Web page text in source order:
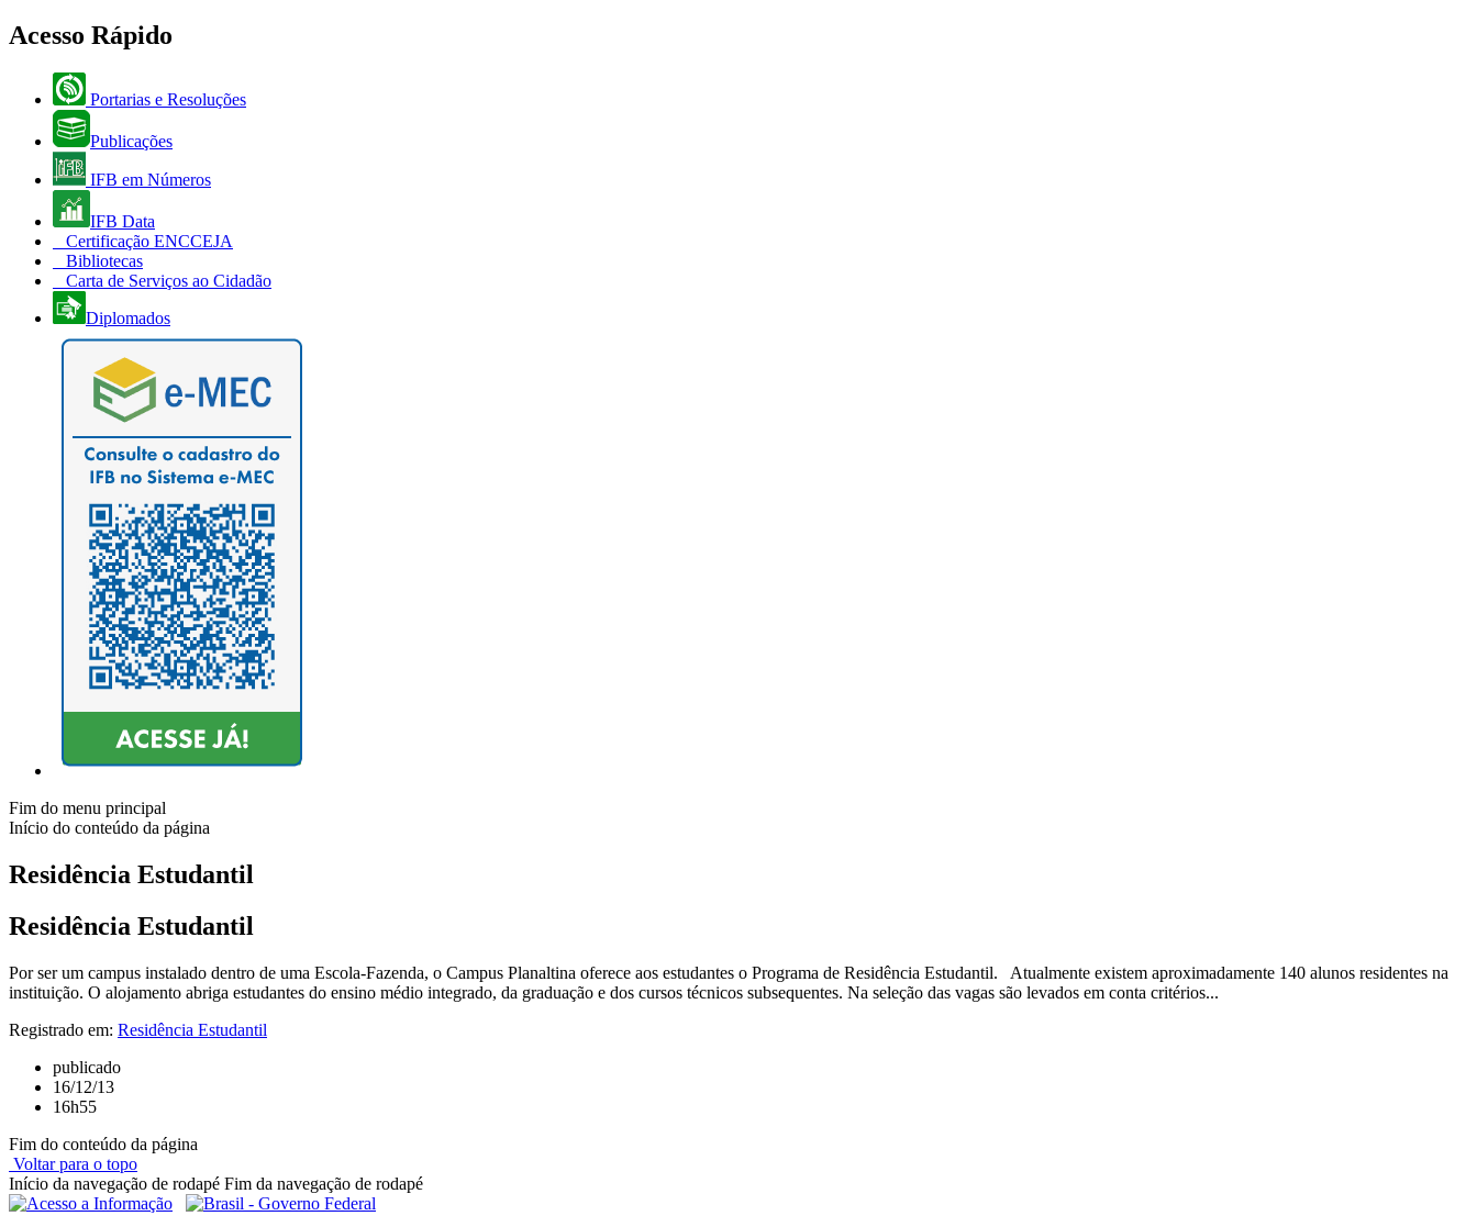
Acesso Rápido
Portarias e Resoluções
Publicações
IFB em Números
IFB Data
Certificação ENCCEJA
Bibliotecas
Carta de Serviços ao Cidadão
Diplomados
Fim do menu principal
Início do conteúdo da página
Residência Estudantil
Residência Estudantil
Por ser um campus instalado dentro de uma Escola-Fazenda, o Campus Planaltina oferece aos estudantes o Programa de Residência Estudantil. Atualmente existem aproximadamente 140 alunos residentes na
instituição. O alojamento abriga estudantes do ensino médio integrado, da graduação e dos cursos técnicos subsequentes. Na seleção das vagas são levados em conta critérios...
Registrado em: Residência Estudantil
publicado
16/12/13
16h55
Fim do conteúdo da página
Voltar para o topo
Início da navegação de rodapé Fim da navegação de rodapé